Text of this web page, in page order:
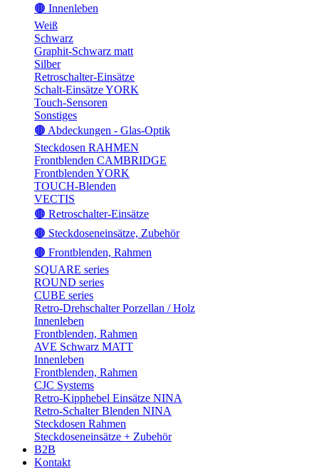
🟤 Innenleben
Weiß
Schwarz
Graphit-Schwarz matt
Silber
Retroschalter-Einsätze
Schalt-Einsätze YORK
Touch-Sensoren
Sonstiges
🟤 Abdeckungen - Glas-Optik
Steckdosen RAHMEN
Frontblenden CAMBRIDGE
Frontblenden YORK
TOUCH-Blenden
VECTIS
🟤 Retroschalter-Einsätze
🟤 Steckdoseneinsätze, Zubehör
🟤 Frontblenden, Rahmen
SQUARE series
ROUND series
CUBE series
Retro-Drehschalter Porzellan / Holz
Innenleben
Frontblenden, Rahmen
AVE Schwarz MATT
Innenleben
Frontblenden, Rahmen
CJC Systems
Retro-Kipphebel Einsätze NINA
Retro-Schalter Blenden NINA
Steckdosen Rahmen
Steckdoseneinsätze + Zubehör
B2B
Kontakt